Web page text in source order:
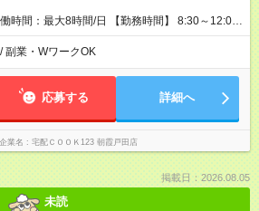
時間：最大8時間/日 【勤務時間】 8:30～12:00
17:30（休憩、昼食あり） 高齢の方への ３
ト配達！ 車での配達では無いのでお間違えな
方 も大歓迎! 仕事を覚えれば時給1,200円以上も
/ 副業・WワークOK
応募する 詳細へ
業名 宅配ＣＯＯＫ123 朝霞戸田店
掲載日：2026.08.05
未読